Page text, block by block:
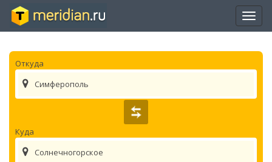
Откуда
Симферополь
Куда
Солнечногорское